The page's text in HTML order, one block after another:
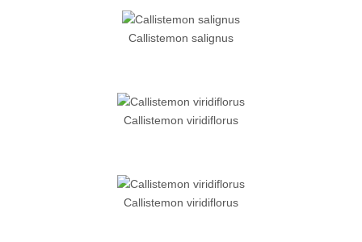
Callistemon salignus
Callistemon viridiflorus
Callistemon viridiflorus